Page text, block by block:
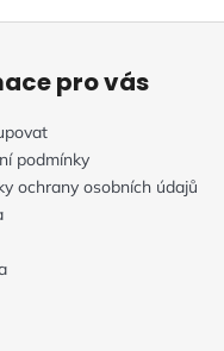
r
k
y
p
i
pro vás
podmínky
ochrany osobních údajů